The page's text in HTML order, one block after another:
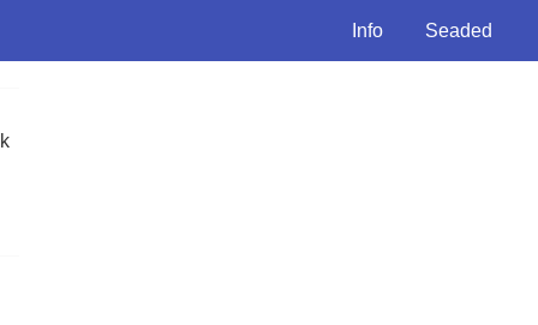
Info Seaded